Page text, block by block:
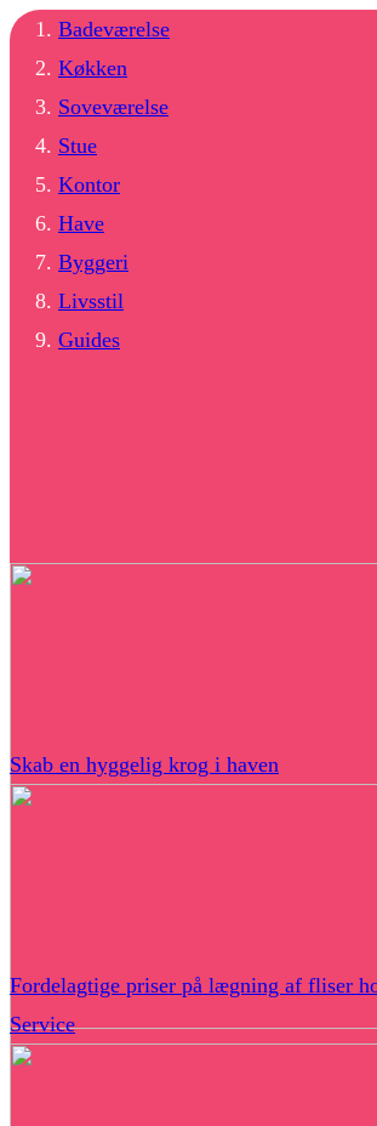
Badeværelse
Køkken
Soveværelse
Stue
Kontor
Have
Byggeri
Livsstil
Guides
Skab en hyggelig krog i haven
Fordelagtige priser på lægning af fliser
Service